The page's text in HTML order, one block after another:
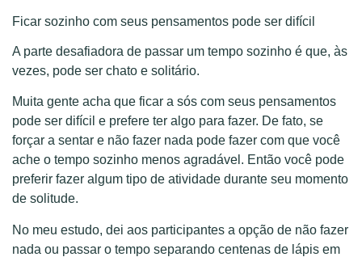
Ficar sozinho com seus pensamentos pode ser difícil
A parte desafiadora de passar um tempo sozinho é que, às
vezes, pode ser chato e solitário.
Muita gente acha que ficar a sós com seus pensamentos
pode ser difícil e prefere ter algo para fazer. De fato, se
forçar a sentar e não fazer nada pode fazer com que você
ache o tempo sozinho menos agradável. Então você pode
preferir fazer algum tipo de atividade durante seu momento
de solitude.
No meu estudo, dei aos participantes a opção de não fazer
nada ou passar o tempo separando centenas de lápis em